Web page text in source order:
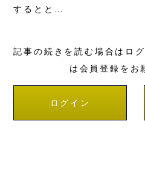
するとと…
記事の続きを読む場合はロ
は会員登録をお
ログイン